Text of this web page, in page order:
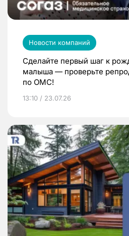
Новости компаний
Сделайте первый шаг к
малыша — проверьте
по ОМС!
13:10 / 23.07.26